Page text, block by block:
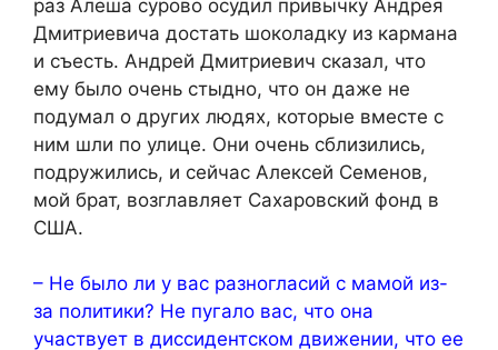
раз Алеша сурово осудил привычку Андрея
Дмитриевича достать шоколадку из кармана
и съесть. Андрей Дмитриевич сказал, что
ему было очень стыдно, что он даже не
подумал о других людях, которые вместе с
ним шли по улице. Они очень сблизились,
подружились, и сейчас Алексей Семенов,
мой брат, возглавляет Сахаровский фонд в
США.
– Не было ли у вас разногласий с мамой из-
за политики? Не пугало вас, что она
участвует в диссидентском движении, что ее